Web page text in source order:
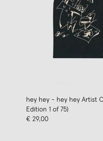
hey hey - hey hey Artist
Edition 1 of 75)
€ 29,00